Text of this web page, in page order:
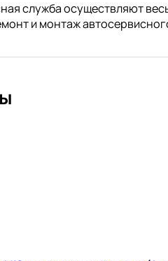
служба осуществляют
и монтаж